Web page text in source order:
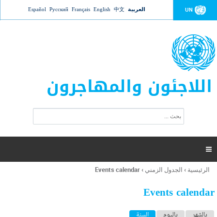
Jump to navigation UN العربية 中文
English
Français
Русский
Español
اللاجئون والمهاجرون
ت
ر
ل
ح
ب

أنت
هنا
الرئيسية › الجدول الزمني ›
Events calendar
Events calendar